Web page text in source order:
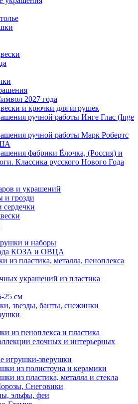
2027 года
и крючки для игрушек
ручной работы Инге Глас (Inge
ручной работы Марк Робертс
фабрики Ёлочка, (Россия) и
Классика русского Нового Года
и украшений
и грозди
сердечки
и наборы
КОЗА и ОВЦА
из пластика, металла, пеноплекса
украшений из пластика
25 см
звезды, банты, снежинки
из пеноплекса и пластика
елочных и интерьерных
игрушки-зверушки
из полистоуна и керамики
из пластика, металла и стекла
Снеговики
эльфы, феи